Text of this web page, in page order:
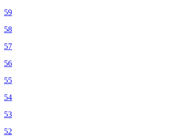
59
58
57
56
55
54
53
52